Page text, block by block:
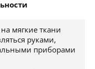
мягкие ткани
руками,
приборами